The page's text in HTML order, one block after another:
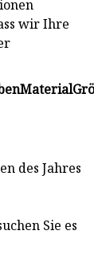
wir Ihre
Material
des Jahres
Sie es